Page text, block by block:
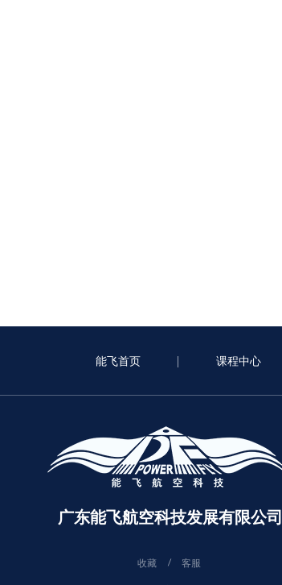
能飞首页 课程中心
广东能飞航空科技发展有限公司
收藏
客服